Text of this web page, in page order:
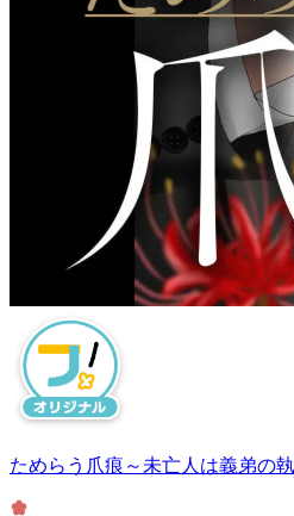
ためらう爪痕～未亡人は義弟の